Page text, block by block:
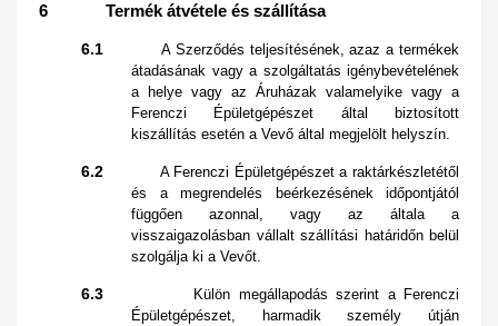
6 Termék átvétele és szállítása
6.1A Szerződés teljesítésének, azaz a termékek
átadásának vagy a szolgáltatás igénybevételének
a helye vagy az Áruházak valamelyike vagy a
Ferenczi Épületgépészet által biztosított
kiszállítás esetén a Vevő által megjelölt helyszín.
6.2 A Ferenczi Épületgépészet a raktárkészletétől
és a megrendelés beérkezésének időpontjától
függően azonnal, vagy az általa a
visszaigazolásban vállalt szállítási határidőn belül
szolgálja ki a Vevőt.
6.3 Külön megállapodás szerint a Ferenczi
Épületgépészet, harmadik személy útján